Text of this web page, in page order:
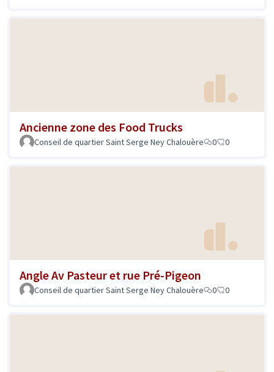
Ancienne zone des Food Trucks
Conseil de quartier Saint Serge Ney Chalouère 0 0
Angle Av Pasteur et rue Pré-Pigeon
Conseil de quartier Saint Serge Ney Chalouère 0 0